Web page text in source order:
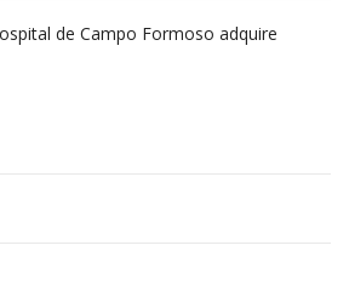
morreram em desabamentos são
de Campo Formoso adquire